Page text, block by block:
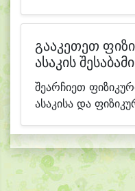
გააკეთეთ
ასაკის
შეარჩიეთ
ასაკისა და